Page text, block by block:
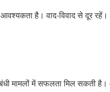
है। वाद-विवाद से दूर
मामलों में सफलता मिल सकती है।